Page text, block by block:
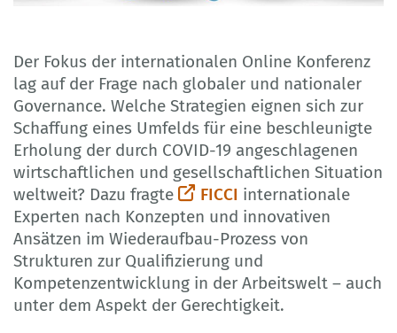
Der Fokus der internationalen Online Konferenz
lag auf der Frage nach globaler und nationaler
Governance. Welche Strategien eignen sich zur
Schaffung eines Umfelds für eine beschleunigte
Erholung der durch COVID-19 angeschlagenen
wirtschaftlichen und gesellschaftlichen Situation
weltweit? Dazu fragte
FICCI internationale
Experten nach Konzepten und innovativen
Ansätzen im Wiederaufbau-Prozess von
Strukturen zur Qualifizierung und
Kompetenzentwicklung in der Arbeitswelt – auch
unter dem Aspekt der Gerechtigkeit.